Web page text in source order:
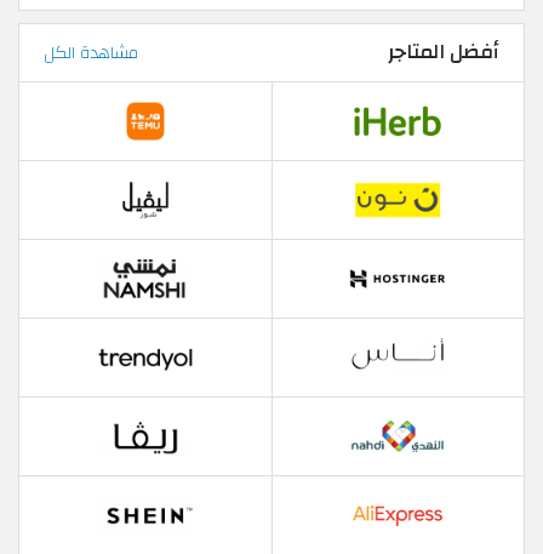
أفضل المتاجر مشاهدة الكل